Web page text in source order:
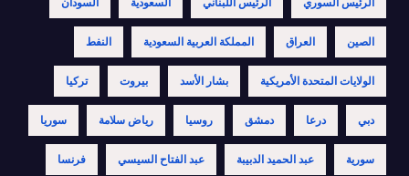
الرئيس السوري الرئيس اللبناني السعودية السودان
الصين العراق المملكة العربية السعودية النفط
الولايات المتحدة الأمريكية بشار الأسد بيروت تركيا
دبي درعا دمشق روسيا رياض سلامة سوريا
سورية عبد الحميد الدبيبة عبد الفتاح السيسي فرنسا